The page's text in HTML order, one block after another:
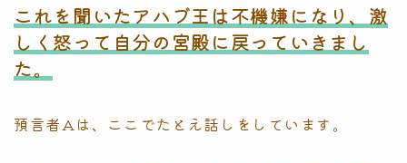
これを聞いたアハブ王は不機嫌になり、激
しく怒って自分の宮殿に戻っていきまし
た。
預言者Aは、ここでたとえ話しをしています。